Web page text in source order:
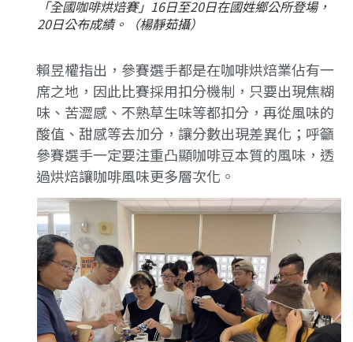
「全國咖啡烘焙賽」16日至20日在國姓鄉公所登場，
20日公布成績。（楊靜茹攝）
賴昱權指出，參賽選手都是在咖啡烘焙業佔有一
席之地，因此比賽採用扣分機制，只要出現焦糊
味、苦澀感、不熟草生味等都扣分，再從風味的
酸值、甜感等去加分，讓分數出現差異化；呼籲
參賽選手一定要注重凸顯咖啡豆本質的風味，透
過烘焙讓咖啡風味更多層次化。